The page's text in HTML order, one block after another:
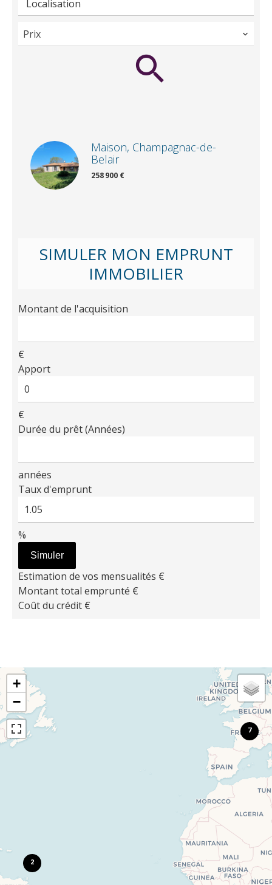
Localisation
Prix
Maison, Champagnac-de-
Belair
258 900 €
SIMULER MON EMPRUNT
IMMOBILIER
Montant de l'acquisition
€
Apport
€
Durée du prêt (Années)
années
Taux d'emprunt
%
Simuler
Estimation de vos mensualités €
Montant total emprunté €
Coût du crédit €
2
7
+
−